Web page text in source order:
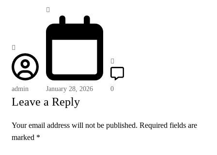
admin January 28, 2026 0
Leave a Reply
Your email address will not be published. Required fields are
marked *